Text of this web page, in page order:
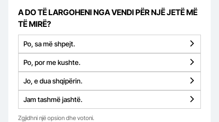
A DO TË LARGOHENI NGA VENDI PËR NJË JETË MË
TË MIRË?
Po, sa më shpejt.
Po, por me kushte.
Jo, e dua shqipërin.
Jam tashmë jashtë.
Zgjidhni një opsion dhe votoni.